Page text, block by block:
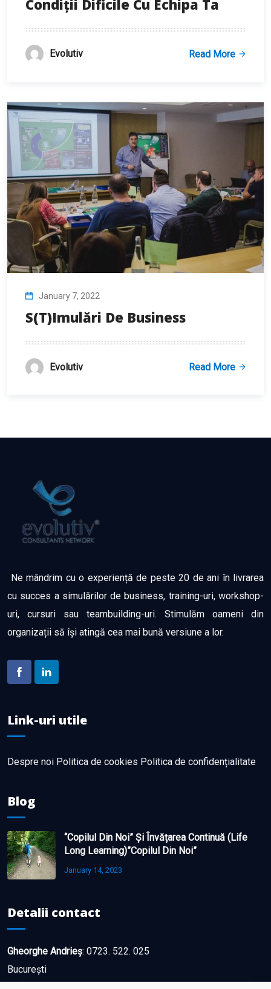
Condiții Dificile Cu Echipa Ta
Evolutiv Read More
January 7, 2022
S(t)imulări De Business
Evolutiv Read More
Ne mândrim cu o experiență de peste 20 de ani în livrarea
cu succes a simulărilor de business, training-uri, workshop-
uri, cursuri sau teambuilding-uri. Stimulăm oameni din
organizații să își atingă cea mai bună versiune a lor.
Link-uri utile
Despre noi Politica de cookies Politica de confidențialitate
Blog
“Copilul Din Noi” Și Învățarea Continuă (life
Long Learning)”Copilul Din Noi”
January 14, 2023
Detalii contact
Gheorghe Andrieș: 0723. 522. 025
București